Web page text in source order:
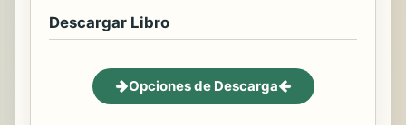
Descargar Libro
Opciones de Descarga